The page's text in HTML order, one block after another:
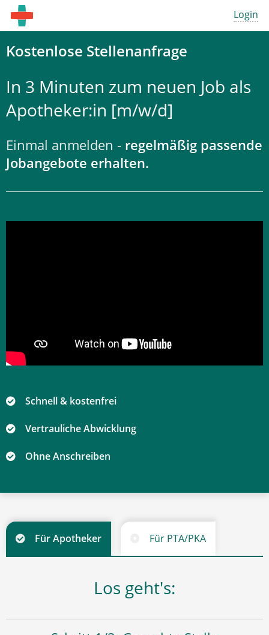
Login
Kostenlose Stellenanfrage
In 3 Minuten zum neuen Job als
Apotheker:in [m/w/d]
Einmal anmelden - regelmäßig passende
Jobangebote erhalten.
Schnell & kostenfrei
Vertrauliche Abwicklung
Ohne Anschreiben
Für Apotheker Für PTA/PKA
Los geht's: